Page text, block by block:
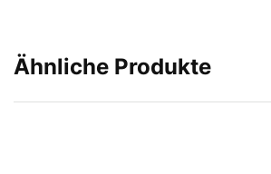
Ähnliche Produkte